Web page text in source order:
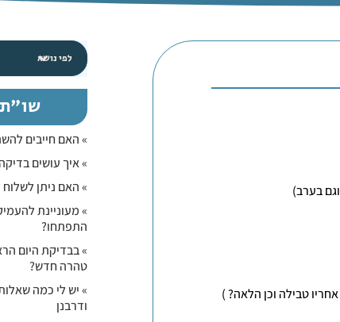
טבילה וכן הלאה? )
» האם חייבים
» איך עושים
» האם ניתן
» מעוניינת
התפתחו?
» בבדיקת היום
טהרה חדש?
» יש לי כמה
ודרבנן